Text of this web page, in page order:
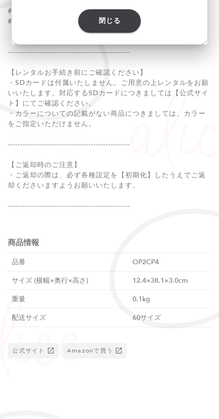
#オススメ商品_AV/IT
#オススメ商品ビューティー&AV/IT
--------------------------------------------------
【レンタルお手続き前にご確認ください】
・SDカードは付属いたしません。ご用意の上レンタルをお願
いいたします。対応するSDカードにつきましては【公式サイ
ト】にてご確認ください。
・カラーについての記載がない商品につきましては、カラー
をご指定いただけません。
--------------------------------------------------
【ご返却時のご注意】
・ご返却の際は、必ず各種設定を【初期化】したうえでご返
却くださいますようお願いいたします。
--------------------------------------------------
商品情報
品番
OP2CP4
サイズ (横幅×奥行×高さ)
12.4×38.1×3.0cm
重量
0.1kg
配送サイズ
60サイズ
公式サイト Amazonで買う
閉じる